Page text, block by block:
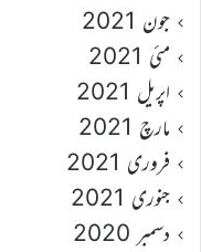
جون 2021
مئی 2021
اپریل 2021
مارچ 2021
فروری 2021
جنوری 2021
دسمبر 2020